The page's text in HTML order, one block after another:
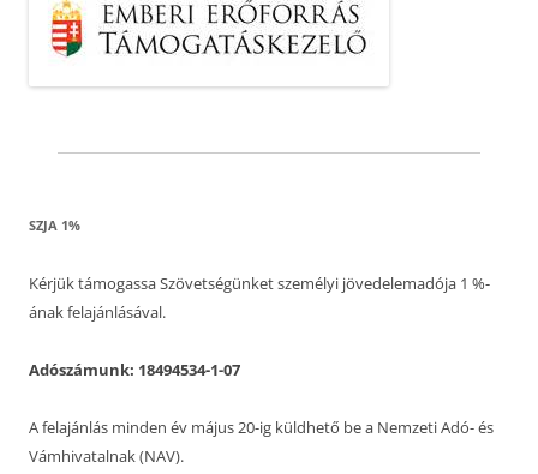
SZJA 1%
Kérjük támogassa Szövetségünket személyi jövedelemadója 1 %-
ának felajánlásával.
Adószámunk: 18494534-1-07
A felajánlás minden év május 20-ig küldhető be a Nemzeti Adó- és
Vámhivatalnak (NAV).